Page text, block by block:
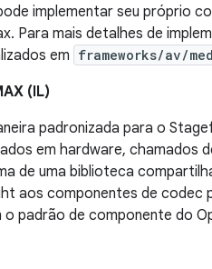
implementar seu próprio
Para mais detalhes de
em frameworks/av/
(IL)
padronizada para o
em hardware, chamados
de uma biblioteca
aos componentes de codec
padrão de componente do